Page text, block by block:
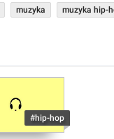
muzyka muzyka hip-
#hip-hop